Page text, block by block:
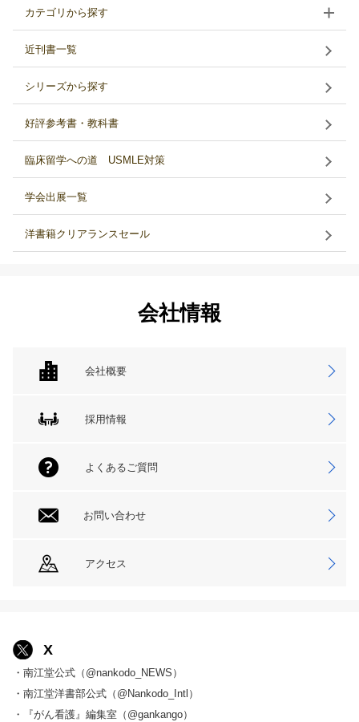
カテゴリから探す
近刊書一覧
シリーズから探す
好評参考書・教科書
臨床留学への道 USMLE対策
学会出展一覧
洋書籍クリアランスセール
会社情報
会社概要
採用情報
よくあるご質問
お問い合わせ
アクセス
X
・南江堂公式（@nankodo_NEWS）
・南江堂洋書部公式（@Nankodo_Intl）
・『がん看護』編集室（@gankango）